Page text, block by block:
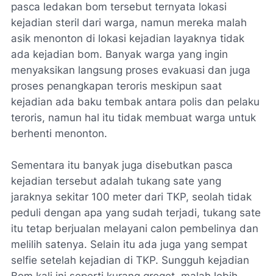
pasca ledakan bom tersebut ternyata lokasi
kejadian steril dari warga, namun mereka malah
asik menonton di lokasi kejadian layaknya tidak
ada kejadian bom. Banyak warga yang ingin
menyaksikan langsung proses evakuasi dan juga
proses penangkapan teroris meskipun saat
kejadian ada baku tembak antara polis dan pelaku
teroris, namun hal itu tidak membuat warga untuk
berhenti menonton.
Sementara itu banyak juga disebutkan pasca
kejadian tersebut adalah tukang sate yang
jaraknya sekitar 100 meter dari TKP, seolah tidak
peduli dengan apa yang sudah terjadi, tukang sate
itu tetap berjualan melayani calon pembelinya dan
melilih satenya. Selain itu ada juga yang sempat
selfie setelah kejadian di TKP. Sungguh kejadian